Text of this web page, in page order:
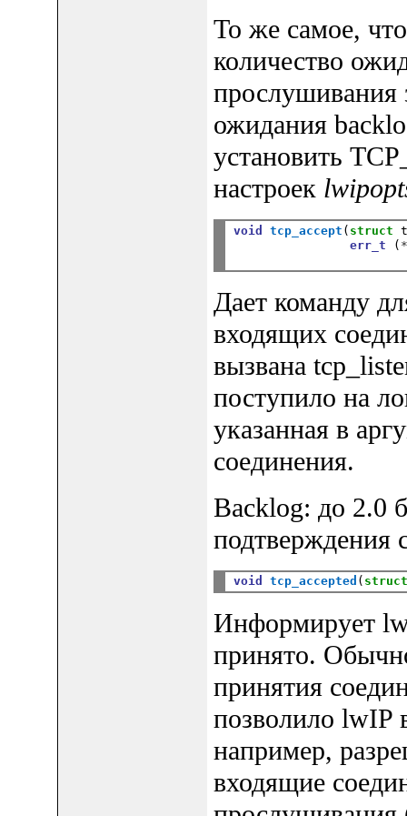
То же самое,
количество
прослушивания
ожидания
установить
настроек
void tcp_accept ( struct
err_t ( *
Дает команду
входящих
вызвана
поступило на
указанная в
соединения.
Backlog: до 2.0
подтверждения
void tcp_accepted ( struct
Информирует
принято.
принятия
позволило lwIP
например,
входящие